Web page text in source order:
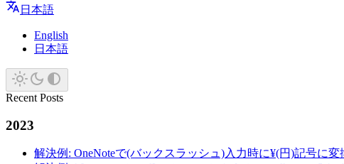
日本語
English
日本語
Recent Posts
2023
解決例: OneNoteで(バックスラッシュ)入力時に¥(円)記号に変